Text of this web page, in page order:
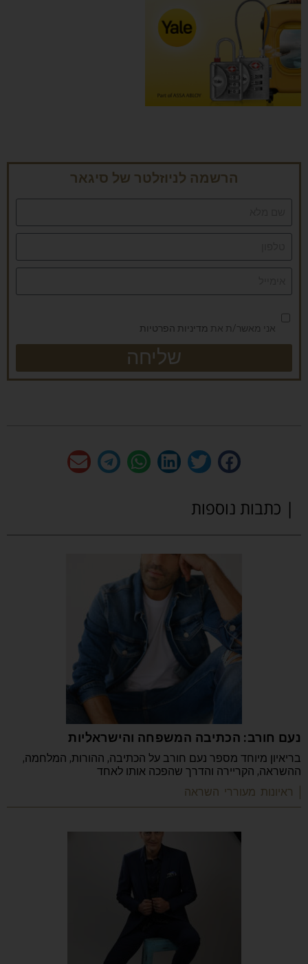
הרשמה לניוזלטר של סיגאר
אני מאשר/ת את מדיניות הפרטיות
שליחה
| כתבות נוספות
נעם חורב: הכתיבה המשפחה והישראליות
בריאיון מיוחד מספר נעם חורב על הכתיבה, ההורות, המלחמה,
ההשראה, הקריירה והדרך שהפכה אותו לאחד
| ראיונות מעוררי השראה